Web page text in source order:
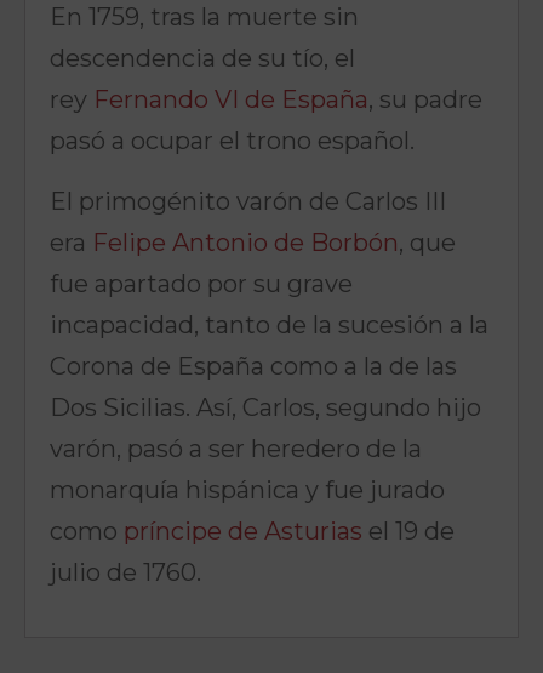
En 1759, tras la muerte sin
descendencia de su tío, el
rey Fernando VI de España, su padre
pasó a ocupar el trono español.
El primogénito varón de Carlos III
era Felipe Antonio de Borbón, que
fue apartado por su grave
incapacidad, tanto de la sucesión a la
Corona de España como a la de las
Dos Sicilias. Así, Carlos, segundo hijo
varón, pasó a ser heredero de la
monarquía hispánica y fue jurado
como príncipe de Asturias el 19 de
julio de 1760.